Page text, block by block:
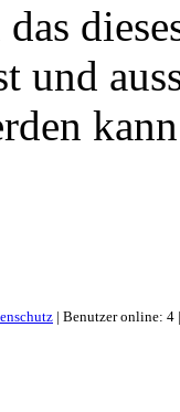
und
| Benutzer online: